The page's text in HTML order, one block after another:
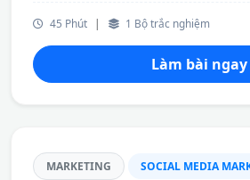
45 Phút | 1 Bộ trắc nghiệm
Làm bài ngay
MARKETING SOCIAL MEDIA